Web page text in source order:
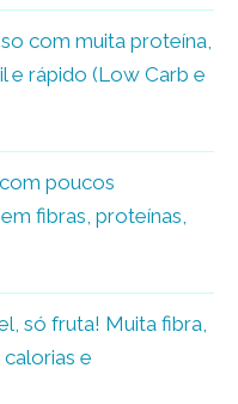
com muita proteína,
e rápido (Low Carb e
poucos
fibras, proteínas,
só fruta! Muita fibra,
e